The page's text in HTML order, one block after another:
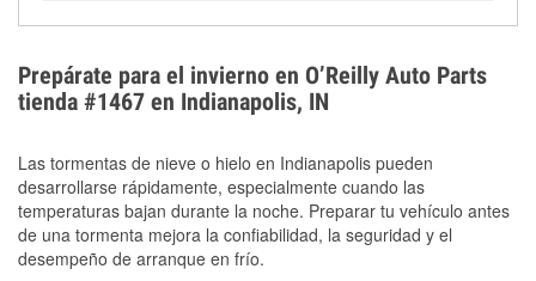
el sobrecalentamiento en condiciones de frío
extremo. Aprende cómo comprobar la protección
anticongelante en nuestra sección How-To.
Prepárate para el invierno en O’Reilly Auto Parts
tienda #1467 en Indianapolis, IN
Las tormentas de nieve o hielo en Indianapolis pueden
desarrollarse rápidamente, especialmente cuando las
temperaturas bajan durante la noche. Preparar tu vehículo antes
de una tormenta mejora la confiabilidad, la seguridad y el
desempeño de arranque en frío.